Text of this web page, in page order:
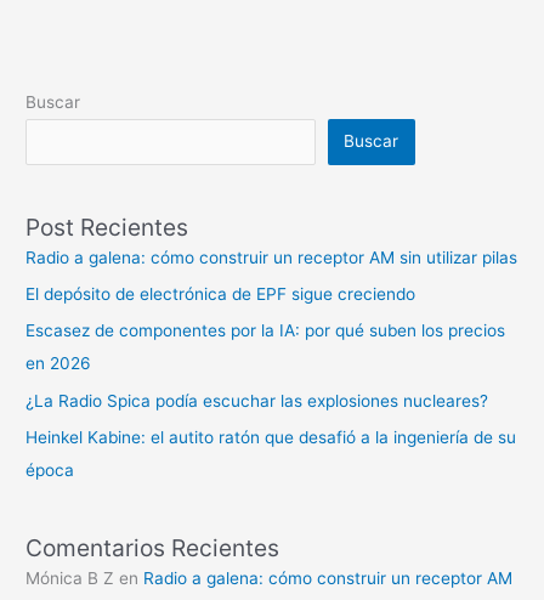
Buscar
Buscar
Post Recientes
Radio a galena: cómo construir un receptor AM sin utilizar pilas
El depósito de electrónica de EPF sigue creciendo
Escasez de componentes por la IA: por qué suben los precios
en 2026
¿La Radio Spica podía escuchar las explosiones nucleares?
Heinkel Kabine: el autito ratón que desafió a la ingeniería de su
época
Comentarios Recientes
Mónica B Z en Radio a galena: cómo construir un receptor AM